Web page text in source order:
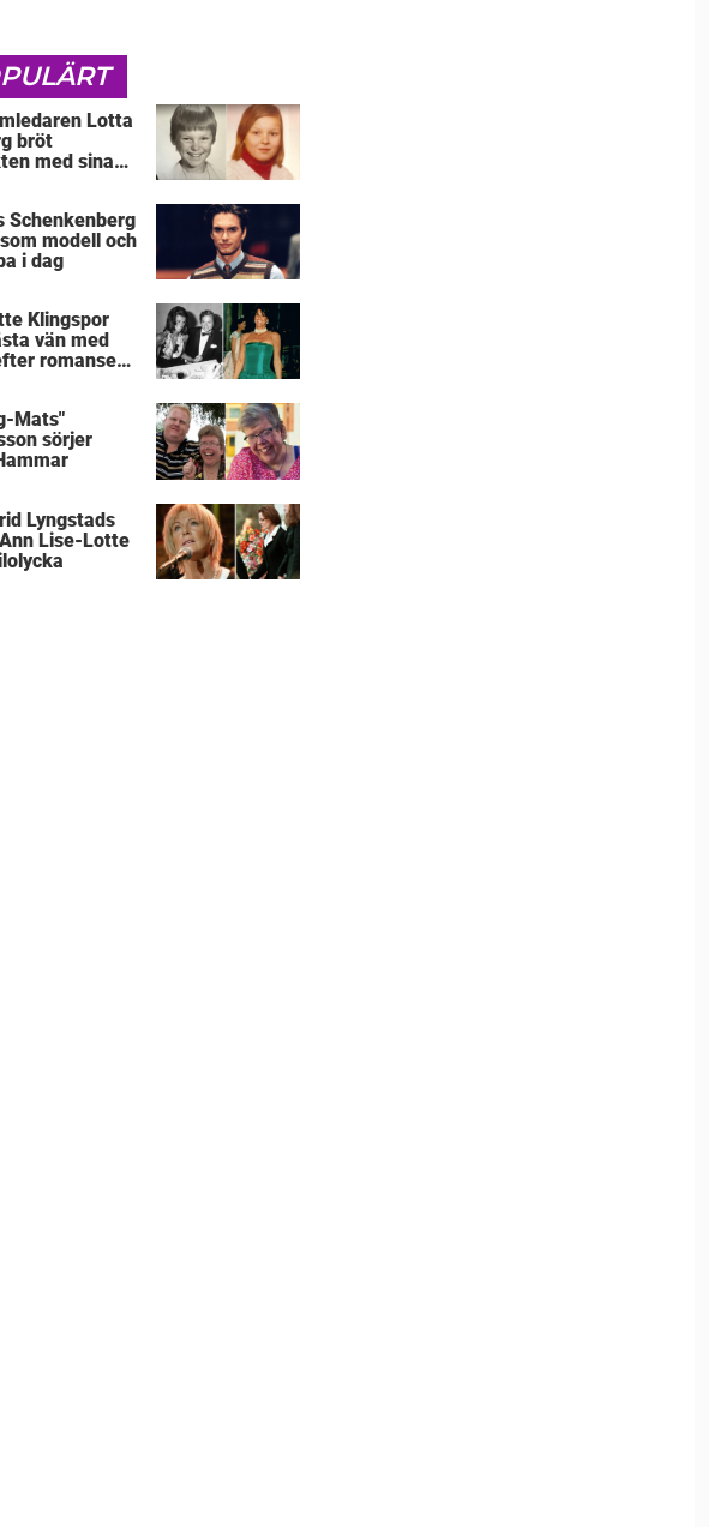
Lotta
bröt
med sina
Schenkenberg
modell och
i dag
Klingspor
vän med
romansen
Mats"
sörjer
Lyngstads
Lise-Lotte